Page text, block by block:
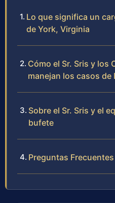
Lo que significa un
de York, Virginia
Cómo el Sr. Sris y los
manejan los casos de
Sobre el Sr. Sris y el
bufete
Preguntas Frecuentes